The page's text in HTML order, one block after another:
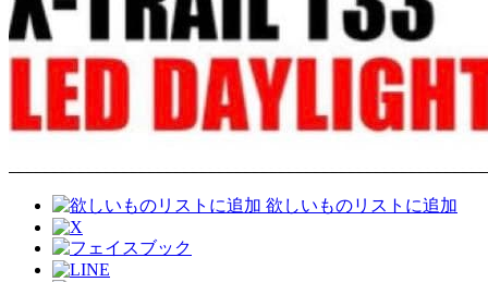
欲しいものリストに追加